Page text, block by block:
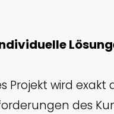
Projekt wird exakt
des